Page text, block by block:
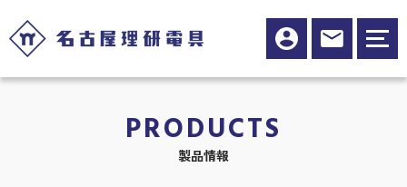
PRODUCTS
製品情報